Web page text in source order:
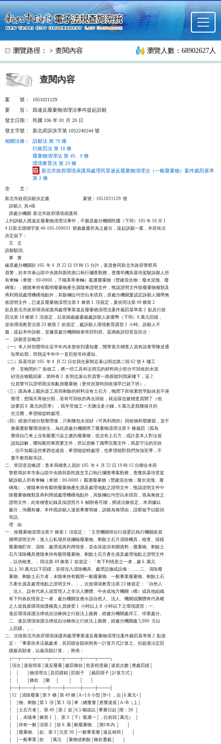
跳至主要內容
瀏覽路徑： > 查閱內容 瀏覽人數：68902627人
查閱內容
案 號：
1051021129
要
旨：
因違反廢棄物清理法事件提起訴願
發文日期：
民國 106 年 01 月 20 日
發文字號：
新北府訴決字第 1052246244 號
相關法條 ：
訴願法 第 79 條
行政罰法 第 18 條
廢棄物清理法 第 49、9 條
環境教育法 第 23 條
新北市政府環境保護局處理民眾違反廢棄物清理法（一般廢棄物）案件裁罰基準
第 2 條
全
文：
新北市政府訴願決定書                                  案號：1051021129  號
    訴願人  吳○珠
    原處分機關  新北市政府環境保護局
上列訴願人因違反廢棄物清理法事件，不服原處分機關民國（下同）105 年 10 月 1
4 日新北環稽字第 40-105-100031  號裁處書所為之處分，提起訴願一案，本府依法
決定如下：
    主    文
訴願駁回。
    事    實
緣原處分機關於 105  年 4  月 22 日 19 時 15 分許，派員會同新北市政府警察局
員警，於本市泰山區中央路與新民路口執行攔查勤務，查獲司機吳基培駕駛訴願人所
有車輛（車號：00-0000 ，下稱系爭車輛）載運廢棄物（營建混合物：廢水泥塊、廢
磚塊），雖隨車持有載明廢棄物產生源隨車證明文件，惟該證明文件除廢棄物種類及
再利用或處理機構地點外，其餘欄位均空白未填寫，原處分機關爰認定訴願人攜帶無
效證明文件，已違反廢棄物清理法第 9  條第 1  項規定，爰依同法第 49 條第 2
款及新北市政府環境保護局處理事業違反廢棄物清理法案件裁罰基準第 2  點及行政
罰法第 18 條第 3  項規定，以首揭裁處書裁處訴願人新臺幣（下同）6 萬元罰鍰，
並依環境教育法第 23 條第 2  款規定，處訴願人環境教育講習 2  小時。訴願人不
服，提起本件訴願，並據原處分機關檢卷答辯到府。茲摘敘訴辯意旨於次：
一、訴願意旨略謂：
（一）本人特別聲明在這半年內未曾收到通知書，開單當天稽查人員有說會寄陳述通
      知單給我，而我這半年中一直煎熬等待通知。
（二）吳基培於 105  年 4  月 22 日在我住家附近泰山明志路二段 62 號 4  樓工
      作，至晚間約 7  點收工，將一些工具和沒用完的材料與少部分可回收的水泥
      砂混合物載回家，當時有 2  名明志派出所員警一路跟蹤到我家樓下，這 2
      位員警可以證明我沒有亂倒廢棄物（更何況當時回收場早已就下班）。
（三）因為車上載的是工具與剩餘的材料沒有土石方，晚間下班很累想早點休息不便
      整理，想隔天再做分類，若有可回收的再去回收，就這樣也被稽查員開了（他
      說要罰 6  萬元的罰單），我辛苦做工一天賺沒多少錢，6 萬元是我幾個月的
      生活費，希望能從輕處理。
（四）經過仔細分類整理後，只剩幾包水泥砂（可再利用的）回收物和塑膠袋，並不
      會嚴重影響環境衛生，為此原處分機關用了廢棄物清理法第 9  條裁罰（因為
      覺得自己車上沒有嚴重污染之虞的廢棄物，也沒有土石方，或許是本人對法規
      認知誤解，哪知載些東西要文件，所以忽略了攜帶完整文件，我是守法的百姓
      ，但不知載這些東西也違規，希望能從輕處理，也希望能對我們加強宣導，不
      要不教而殺等語。
二、答辯意旨略謂：查本局稽查人員於 105  年 4  月 22 日 19 時 15 分聯合本府
    警察局於本市泰山區中央路與新民路交叉口執行攔查專案勤務，查獲吳基培君駕
    駛訴願人所有車輛（車號：00-0000 ）載運廢棄物（營建混合物：廢水泥塊、廢
    磚塊），雖隨車持有載明廢棄物產生源及處理地點之證明文件，惟該證明文件中
    除廢棄物種類及再利用或處理機構地點外，其餘欄位均空白未填寫，視為無效之
    證明文件，此有稽查紀錄及採證照片 6  幀附卷可稽，揆諸法條規定，本局據以
    處分，洵屬有據。本件因訴願人違規事實明確，訴願為無理由，請察核予以駁回
    等語。
    理    由
一、按廢棄物清理法第 9  條第 1  項規定：「主管機關得自行或委託執行機關派員
    攜帶證明文件，進入公私場所或攔檢廢棄物、剩餘土石方清除機具，檢查、採樣
    廢棄物貯存、清除、處理或再利用情形，並命其提供有關資料；廢棄物、剩餘土
    石方清除機具應隨車持有載明廢棄物、剩餘土石方產生源及處理地點之證明文件
    ，以供檢查。」同法第 49 條第 2  款規定：「有下列情形之一者，處 6  萬元
    以上 30 萬元以下罰鍰，並得沒入清除機具、處理設施或設備：……二、清除廢
    棄物、剩餘土石方者，未隨車持有載明一般廢棄物、一般事業廢棄物、剩餘土石
    方產生源及處理地點之證明文件。」。次按環境教育法第 23 條規定：「自然人
    、法人、設有代表人或管理人之非法人團體、中央或地方機關（構）或其他組織
    有下列各款情形之一者，處分機關並應令該自然人、法人、機關或團體有代表權
    之人或負責環境保護權責人員接受 1  小時以上 8  小時以下之環境講習：一、
    違反環境保護法律或自治條例之行政法上義務，經處分機關處停工、停業處分。
    二、違反環境保護法律或自治條例之行政法上義務，經處分機關處 5,000  元以
    上罰鍰。」。
二、次按新北市政府環境保護局處理事業違反廢棄物清理法案件裁罰基準第 2  點規
    定：「事業依本法裁處者，其罰鍰金額依附表一計算方式計算之。但超過法定罰
    鍰最高額者，以最高額計算。」附表：
    ┌──┬────┬────┬────┬─────┬────┬────┐
    │項次│違規情形│違反廢棄│處罰條款│危害程度裁│違規次數│應處罰鍰│
    │    │        │物清理法│及罰鍰範│罰因子    │裁罰因子│計算方式│
    │    │        │條款    │圍      │          │        │        │
    ├──┼────┼────┼────┼─────┼────┼────┤
    │12  │清除廢棄│第 9  條│第 49 條│A=1.0 小型│B=1 ，自│6 萬元×│
    │    │物、剩餘│第 1  項│第 1  項│車（總重量│查獲違規│A×B（上│
    │    │土石方者│、第 49 │第 2  款│6.5 噸或以│事實日起│限：30  │
    │    │，未隨車│條第 1  │、第 3  │下）載運一│，往前回│萬元）  │
    │    │持有一般│項第 2  │款 6  萬│般廢棄物、│溯1年內 │        │
    │    │廢棄物、│款、第 3│元至 30 │一般事業廢│違反相同│        │
    │    │一般事業│款      │萬元    │棄物或剩餘│條款遭裁│        │